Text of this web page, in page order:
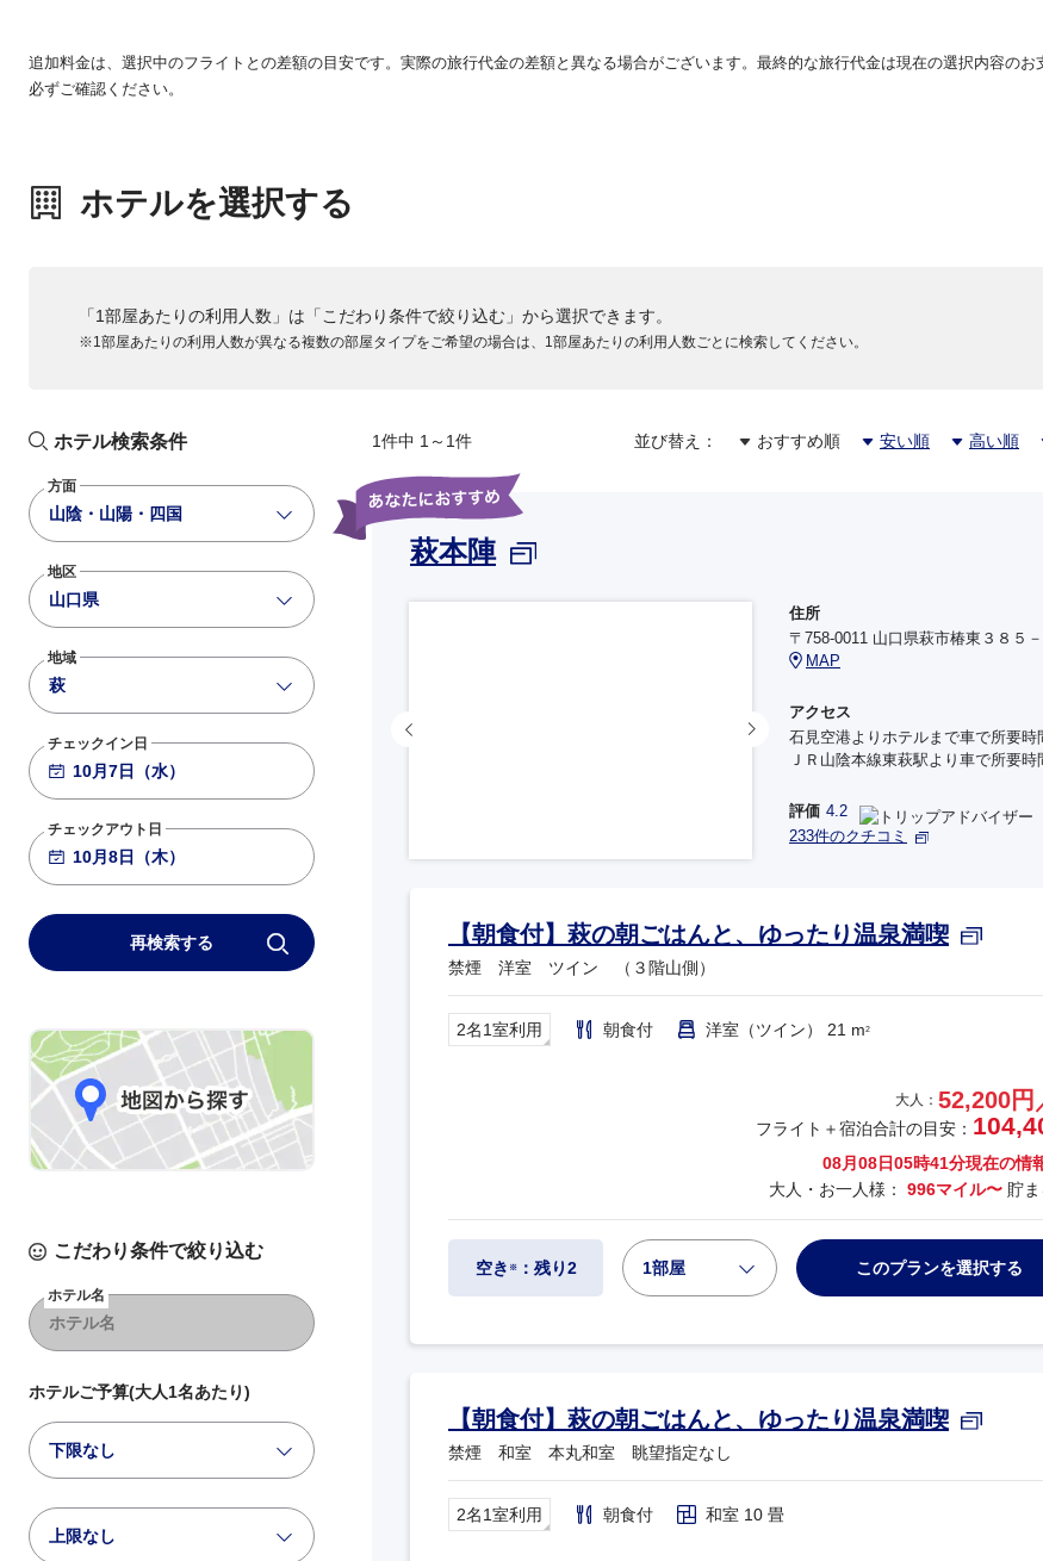
追加料金は、選択中のフライトとの差額の目安です。実際の旅行代金の差額と異なる場合がございます。最終的な旅行代金は現在の選択内容のお
必ずご確認ください。
ホテルを選択する
「1部屋あたりの利用人数」は「こだわり条件で絞り込む」から選択できます。
※1部屋あたりの利用人数が異なる複数の部屋タイプをご希望の場合は、1部屋あたりの利用人数ごとに検索してください。
ホテル検索条件
方面
山陰・山陽・四国
地区
山口県
地域
萩
チェックイン日
チェックアウト日
再検索する
こだわり条件で絞り込む
ホテル名
ホテルご予算(大人1名あたり)
下限なし
上限なし
1件中 1～1件 並び替え： おすすめ順 安い順 高い順
萩本陣
住所
〒758-0011 山口県萩市椿東３８５－
MAP
アクセス
石見空港よりホテルまで車で所要時
ＪＲ山陰本線東萩駅より車で所要時
評価 4.2
233件のクチコミ
【朝食付】萩の朝ごはんと、ゆったり温泉満喫
禁煙 洋室 ツイン （３階山側）
2名1室利用 朝食付 洋室（ツイン） 21 m2
大人： 52,200円
フライト＋宿泊合計の目安：
08月08日05時41分現在の情
大人・お一人様： 996マイル〜 貯ま
空き ※：残り2 1部屋 このプランを選択する
【朝食付】萩の朝ごはんと、ゆったり温泉満喫
禁煙 和室 本丸和室 眺望指定なし
2名1室利用 朝食付 和室 10 畳